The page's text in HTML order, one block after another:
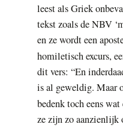
leest als Griek
tekst zoals de NBV
en ze wordt een
homiletisch excurs,
dit vers: “En
is al geweldig. Maar
bedenk toch eens
ze zijn zo aanzienlijk